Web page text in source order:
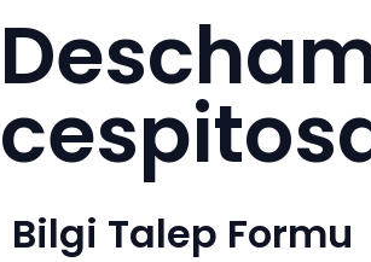
Bilgi Talep Formu